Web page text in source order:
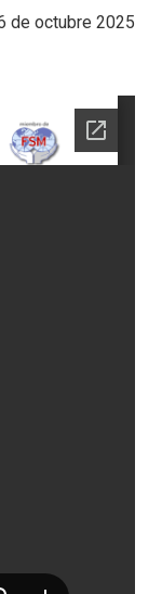
de octubre 2025